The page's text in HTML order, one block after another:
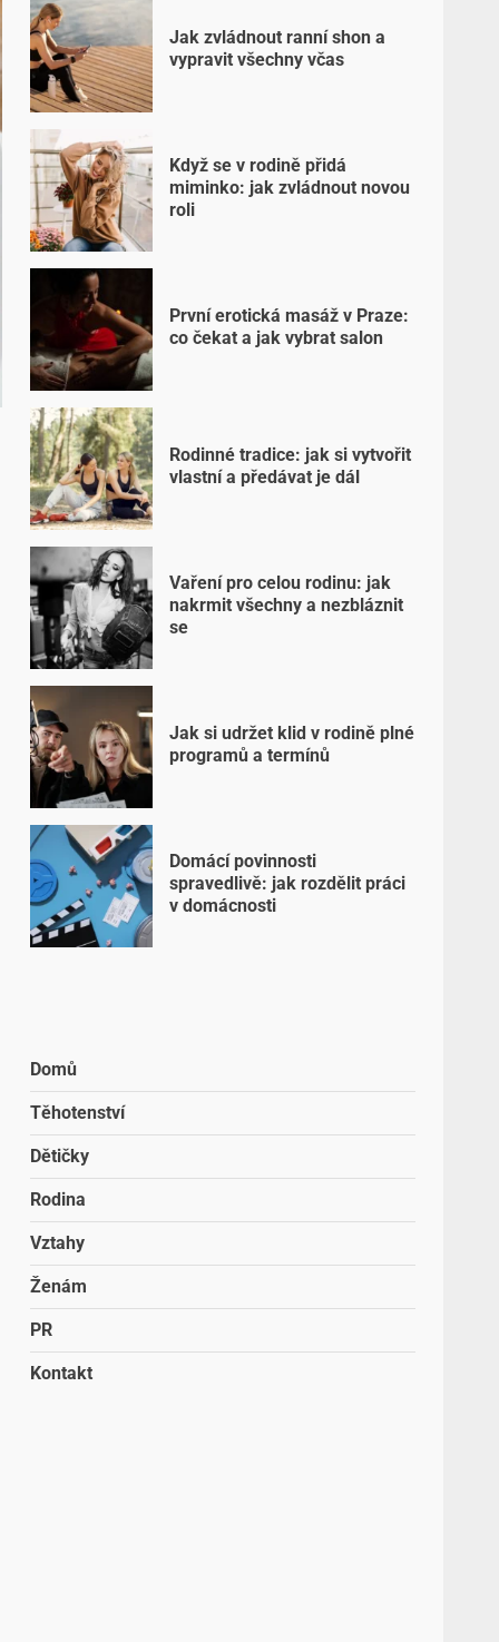
Jak zvládnout ranní shon a
vypravit všechny včas
Když se v rodině přidá
miminko: jak zvládnout novou
roli
První erotická masáž v Praze:
co čekat a jak vybrat salon
Rodinné tradice: jak si vytvořit
vlastní a předávat je dál
Vaření pro celou rodinu: jak
nakrmit všechny a nezbláznit
se
Jak si udržet klid v rodině plné
programů a termínů
Domácí povinnosti
spravedlivě: jak rozdělit práci
v domácnosti
Domů
Těhotenství
Dětičky
Rodina
Vztahy
Ženám
PR
Kontakt